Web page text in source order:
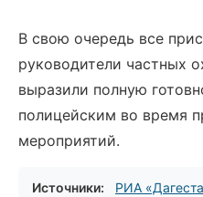
В свою очередь все
руководители частных
выразили полную
полицейским во время
мероприятий.
Источники: РИА